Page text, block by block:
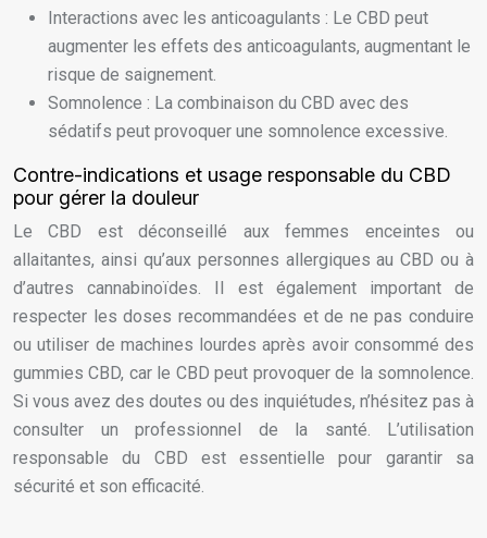
Interactions avec les anticoagulants : Le CBD peut
augmenter les effets des anticoagulants, augmentant le
risque de saignement.
Somnolence : La combinaison du CBD avec des
sédatifs peut provoquer une somnolence excessive.
Contre-indications et usage responsable du CBD
pour gérer la douleur
Le CBD est déconseillé aux femmes enceintes ou
allaitantes, ainsi qu’aux personnes allergiques au CBD ou à
d’autres cannabinoïdes. Il est également important de
respecter les doses recommandées et de ne pas conduire
ou utiliser de machines lourdes après avoir consommé des
gummies CBD, car le CBD peut provoquer de la somnolence.
Si vous avez des doutes ou des inquiétudes, n’hésitez pas à
consulter un professionnel de la santé. L’utilisation
responsable du CBD est essentielle pour garantir sa
sécurité et son efficacité.